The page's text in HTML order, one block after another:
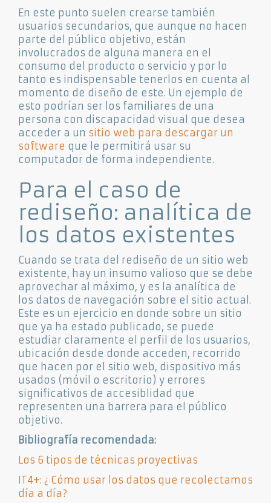
En este punto suelen crearse también
usuarios secundarios, que aunque no hacen
parte del público objetivo, están
involucrados de alguna manera en el
consumo del producto o servicio y por lo
tanto es indispensable tenerlos en cuenta al
momento de diseño de este. Un ejemplo de
esto podrían ser los familiares de una
persona con discapacidad visual que desea
acceder a un sitio web para descargar un
software que le permitirá usar su
computador de forma independiente.
Para el caso de
rediseño: analítica de
los datos existentes
Cuando se trata del rediseño de un sitio web
existente, hay un insumo valioso que se debe
aprovechar al máximo, y es la analítica de
los datos de navegación sobre el sitio actual.
Este es un ejercicio en donde sobre un sitio
que ya ha estado publicado, se puede
estudiar claramente el perfil de los usuarios,
ubicación desde donde acceden, recorrido
que hacen por el sitio web, dispositivo más
usados (móvil o escritorio) y errores
significativos de accesiblidad que
representen una barrera para el público
objetivo.
Bibliografía recomendada:
Los 6 tipos de técnicas proyectivas
IT4+: ¿ Cómo usar los datos que recolectamos
día a día?